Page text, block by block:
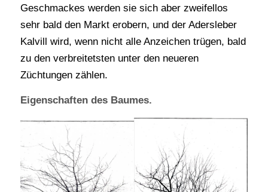
Geschmackes werden sie sich aber zweifellos
sehr bald den Markt erobern, und der Adersleber
Kalvill wird, wenn nicht alle Anzeichen trügen, bald
zu den verbreitetsten unter den neueren
Züchtungen zählen.
Eigenschaften des Baumes.